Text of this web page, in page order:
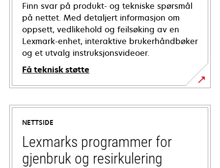
Finn svar på produkt- og tekniske spørsmål
på nettet. Med detaljert informasjon om
oppsett, vedlikehold og feilsøking av en
Lexmark-enhet, interaktive brukerhåndbøker
og et utvalg instruksjonsvideoer.
Få teknisk støtte
opens
in
new
tab
NETTSIDE
Lexmarks programmer for
gjenbruk og resirkulering